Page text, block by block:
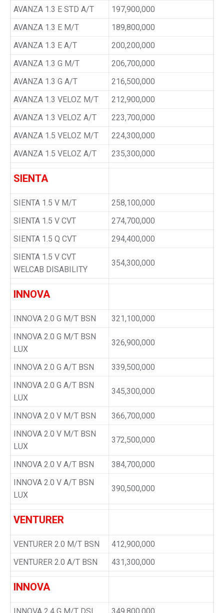
AVANZA 1.3 E STD A/T
197,900,000
AVANZA 1.3 E M/T
189,800,000
AVANZA 1.3 E A/T
200,200,000
AVANZA 1.3 G M/T
206,700,000
AVANZA 1.3 G A/T
216,500,000
AVANZA 1.3 VELOZ M/T
212,900,000
AVANZA 1.3 VELOZ A/T
223,700,000
AVANZA 1.5 VELOZ M/T
224,300,000
AVANZA 1.5 VELOZ A/T
235,300,000
SIENTA
SIENTA 1.5 V M/T
258,100,000
SIENTA 1.5 V CVT
274,700,000
SIENTA 1.5 Q CVT
294,400,000
SIENTA 1.5 V CVT
WELCAB DISABILITY
354,300,000
INNOVA
INNOVA 2.0 G M/T BSN
321,100,000
INNOVA 2.0 G M/T BSN
LUX
326,900,000
INNOVA 2.0 G A/T BSN
339,500,000
INNOVA 2.0 G A/T BSN
LUX
345,300,000
INNOVA 2.0 V M/T BSN
366,700,000
INNOVA 2.0 V M/T BSN
LUX
372,500,000
INNOVA 2.0 V A/T BSN
384,700,000
INNOVA 2.0 V A/T BSN
LUX
390,500,000
VENTURER
VENTURER 2.0 M/T BSN
412,900,000
VENTURER 2.0 A/T BSN
431,300,000
INNOVA